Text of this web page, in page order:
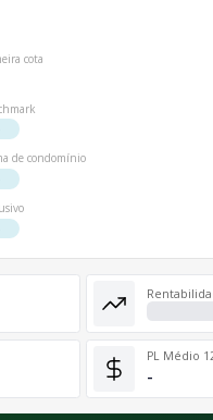
cota
de condomínio
PL Médio
-